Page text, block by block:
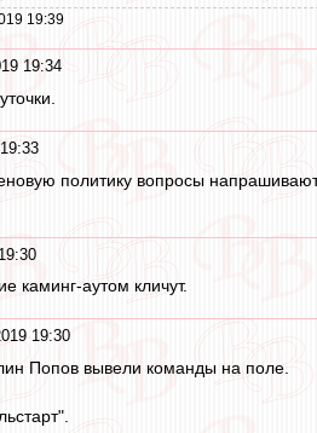
19:39
19:34
политику вопросы
каминг-аутом кличут.
19:30
Попов вывели команды на поле.